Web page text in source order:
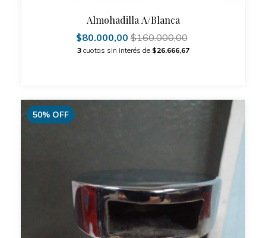
Almohadilla A/Blanca
$80.000,00$160.000,00
3 cuotas sin interés de $26.666,67
50% OFF